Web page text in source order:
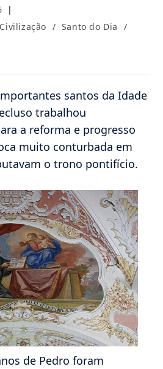
/ Santo do Dia
/
santos da Idade
trabalhou
a reforma e progresso
muito conturbada em
o trono pontifício.
de Pedro foram